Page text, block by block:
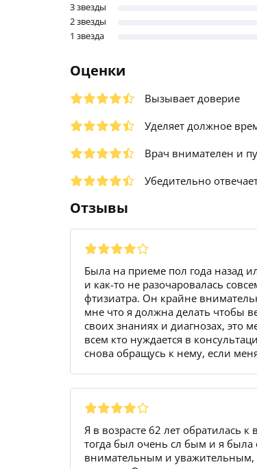
3 звезды
2 звезды
1 звезда
Оценки
Вызывает доверие
Уделяет должное
Врач внимателен и
Убедительно
Отзывы
Была на приеме пол года назад
и как-то не разочаровалась
фтизиатра. Он крайне
мне что я должна делать чтобы
своих знаниях и диагнозах, это
всем кто нуждается в
снова обращусь к нему, если
Я в возрасте 62 лет обратилась
тогда был очень сл бым и я
внимательным и уважительным, и